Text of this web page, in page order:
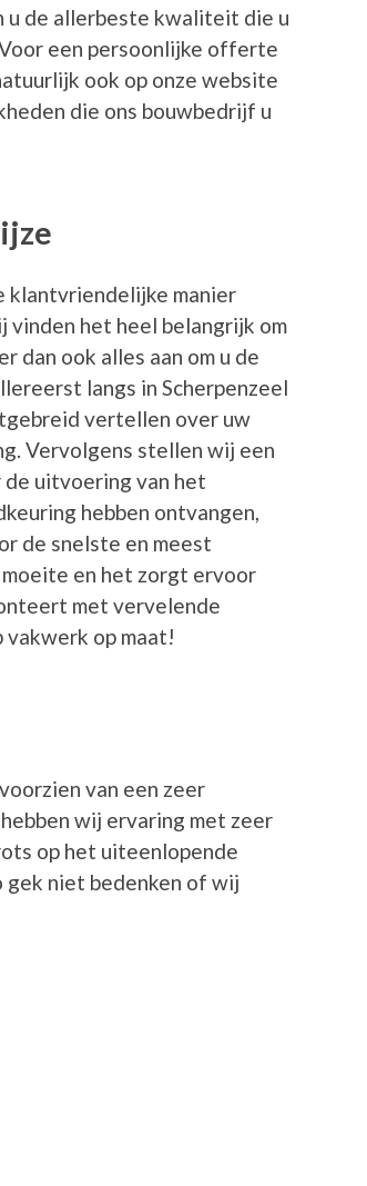
u de allerbeste kwaliteit die u
een persoonlijke offerte
ook op onze website
die ons bouwbedrijf u
klantvriendelijke manier
vinden het heel belangrijk om
dan ook alles aan om u de
langs in Scherpenzeel
vertellen over uw
Vervolgens stellen wij een
uitvoering van het
hebben ontvangen,
de snelste en meest
en het zorgt ervoor
met vervelende
vakwerk op maat!
van een zeer
wij ervaring met zeer
op het uiteenlopende
gek niet bedenken of wij